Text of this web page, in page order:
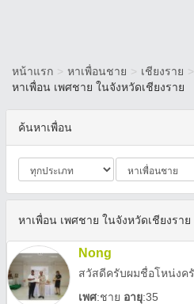
หน้าแรก > หาเพื่อนชาย > เชียงราย >
หาเพื่อน เพศชาย ในจังหวัดเชียงราย
ค้นหาเพื่อน
หาเพื่อน เพศชาย ในจังหวัดเชียงราย
Nong
เพศ:ชาย อายุ:35